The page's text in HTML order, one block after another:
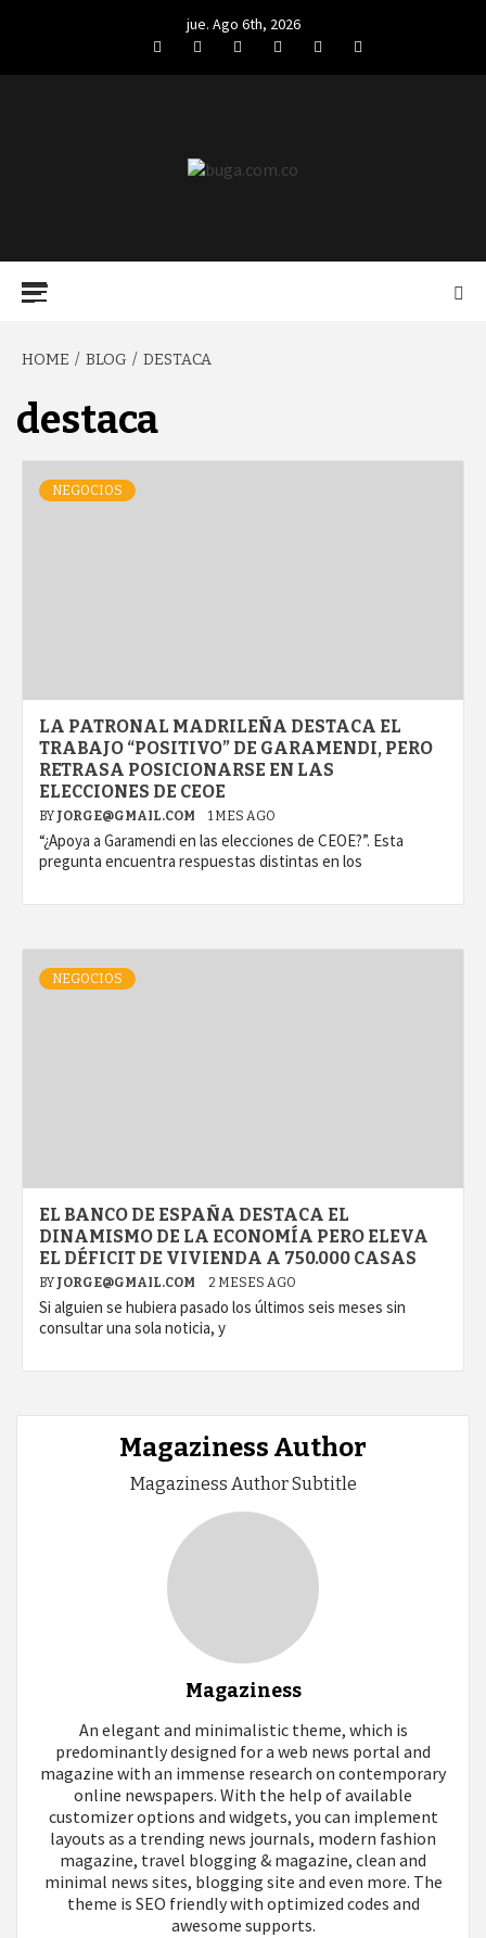
jue. Ago 6th, 2026
FacebookTwitterLinkedIn
VK YouTubeInstagram
HOME BLOG DESTACA
destaca
NEGOCIOS
LA PATRONAL MADRILEÑA DESTACA EL
TRABAJO “POSITIVO” DE GARAMENDI, PERO
RETRASA POSICIONARSE EN LAS
ELECCIONES DE CEOE
BY JORGE@GMAIL.COM 1 MES AGO
“¿Apoya a Garamendi en las elecciones de CEOE?”. Esta
pregunta encuentra respuestas distintas en los
NEGOCIOS
EL BANCO DE ESPAÑA DESTACA EL
DINAMISMO DE LA ECONOMÍA PERO ELEVA
EL DÉFICIT DE VIVIENDA A 750.000 CASAS
BY JORGE@GMAIL.COM 2 MESES AGO
Si alguien se hubiera pasado los últimos seis meses sin
consultar una sola noticia, y
Magaziness Author
Magaziness Author Subtitle
Magaziness
An elegant and minimalistic theme, which is
predominantly designed for a web news portal and
magazine with an immense research on contemporary
online newspapers. With the help of available
customizer options and widgets, you can implement
layouts as a trending news journals, modern fashion
magazine, travel blogging & magazine, clean and
minimal news sites, blogging site and even more. The
theme is SEO friendly with optimized codes and
awesome supports.